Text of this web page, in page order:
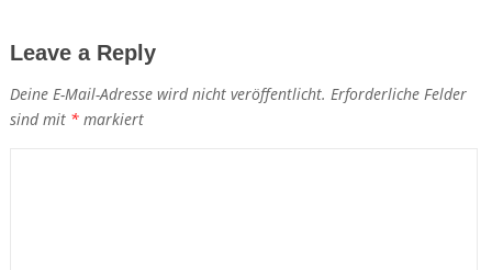
Leave a Reply
Deine E-Mail-Adresse wird nicht veröffentlicht. Erforderliche Felder
sind mit *markiert